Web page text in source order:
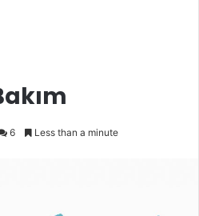
6 Less than a minute